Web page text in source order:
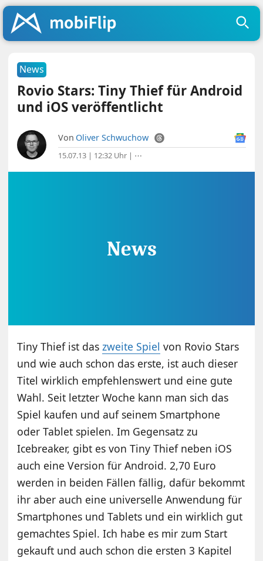
News
Rovio Stars: Tiny Thief für Android
und iOS veröffentlicht
Von Oliver Schwuchow
15.07.13 | 12:32 Uhr | ⋯
Tiny Thief ist daszweite Spiel von Rovio Stars
und wie auch schon das erste, ist auch dieser
Titel wirklich empfehlenswert und eine gute
Wahl. Seit letzter Woche kann man sich das
Spiel kaufen und auf seinem Smartphone
oder Tablet spielen. Im Gegensatz zu
Icebreaker, gibt es von Tiny Thief neben iOS
auch eine Version für Android. 2,70 Euro
werden in beiden Fällen fällig, dafür bekommt
ihr aber auch eine universelle Anwendung für
Smartphones und Tablets und ein wirklich gut
gemachtes Spiel. Ich habe es mir zum Start
gekauft und auch schon die ersten 3 Kapitel